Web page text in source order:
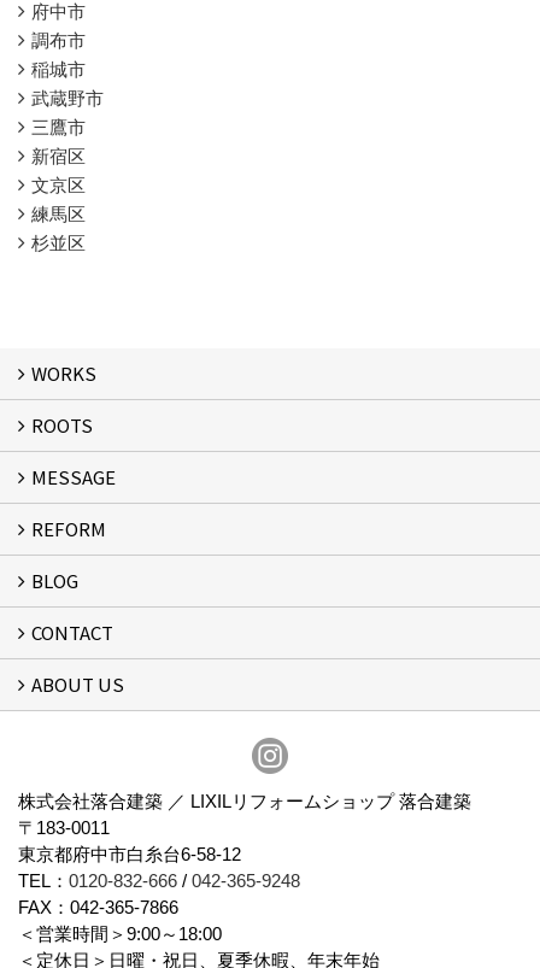
府中市
調布市
稲城市
武蔵野市
三鷹市
新宿区
文京区
練馬区
杉並区
WORKS
WORKS
ROOTS
ROOTS
MESSAGE
MESSAGE
FLOW
REFORM
リフォーム
BLOG
スタッフブログ
CONTACT
フォームで問い合わせる
ABOUT US
株式会社落合建築 ／ LIXILリフォームショップ 落合建築
〒183-0011
東京都府中市白糸台6-58-12
TEL： 0120-832-666 / 042-365-9248
FAX：042-365-7866
＜営業時間＞9:00～18:00
＜定休日＞日曜・祝日、夏季休暇、年末年始